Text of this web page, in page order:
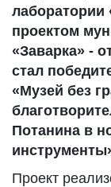
лаборатории
проектом
«Заварка» -
стал
«Музей без
Потанина в
Проект